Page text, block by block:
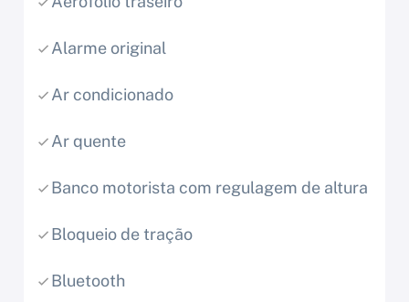
Alarme original
Ar condicionado
Ar quente
Banco motorista com regulagem de altura
Bloqueio de tração
Bluetooth